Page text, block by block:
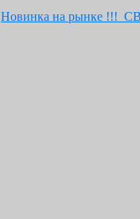
Новинка на рынке !!!